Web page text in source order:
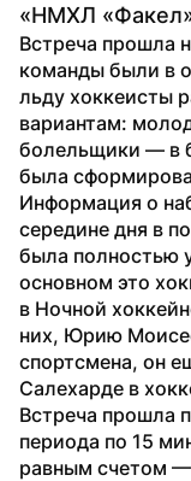
«НМХЛ
Встреча прошла
команды были в
льду хоккеисты
вариантам:
болельщики — в
была
Информация о
середине дня в
была полностью
основном это
в Ночной
них, Юрию
спортсмена, он
Салехарде в
Встреча прошла
периода по 15
равным счетом